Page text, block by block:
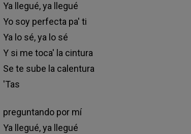
Ya llegué, ya llegué
Yo soy perfecta pa' ti
Ya lo sé, ya lo sé
Y si me toca' la cintura
Se te sube la calentura
'Tas
preguntando por mí
Ya llegué, ya llegué